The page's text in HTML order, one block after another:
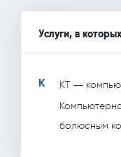
Услуги, в
К
КТ —
болюсным